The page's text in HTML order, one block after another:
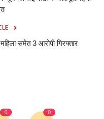
समेत 3 आरोपी गिरफ्तार
0 0